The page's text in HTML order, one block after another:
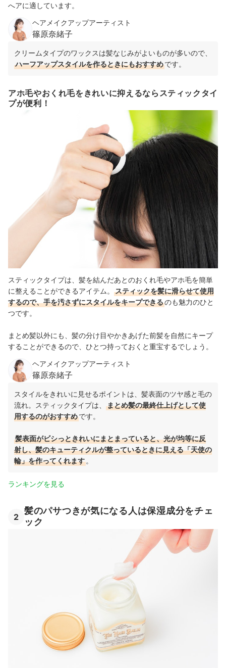
へアに適しています。
ヘアメイクアップアーティスト
篠原奈緒子
クリームタイプのワックスは髪なじみがよいものが多いので、
ハーフアップスタイルを作るときにもおすすめです。
アホ毛やおくれ毛をきれいに抑えるならスティックタイ
プが便利！
スティックタイプは、髪を結んだあとのおくれ毛やアホ毛を簡単
に整えることができるアイテム。
スティックを髪に滑らせて使用
するので、手を汚さずにスタイルをキープできるのも魅力のひと
つです。
まとめ髪以外にも、髪の分け目やかきあげた前髪を自然にキープ
することができるので、ひとつ持っておくと重宝するでしょう。
ヘアメイクアップアーティスト
篠原奈緒子
スタイルをきれいに見せるポイントは、髪表面のツヤ感と毛の
流れ。スティックタイプは、
まとめ髪の最終仕上げとして使
用するのがおすすめです。
髪表面がビシっときれいにまとまっていると、光が均等に反
射し、髪のキューティクルが整っているときに見える「天使の
輪」を作ってくれます 。
ランキングを見る
2
髪のパサつきが気になる人は保湿成分をチェ
ック